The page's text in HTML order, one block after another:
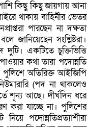
কিছু কিছু জায়গায় আনা
থাকায় বাহিনীর ভেতর
পারছেন না দক্ষতা
জানিয়েছেন সংশ্লিষ্টরা।
দুটি। একটিতে চুক্তিভিত্তি
কথা তারা পদোন্নতি
পুলিশে অতিরিক্ত আইজিপি
(পদ না থাকলেও
শূন্য আছে। দীর্ঘদিন ধরে
করা যাচ্ছে না। পুলিশের
পদোন্নতিপ্রত্যাশীরা